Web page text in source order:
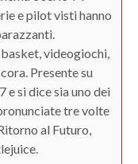
e pilot visti hanno
videogiochi,
Presente su
e si dice sia uno dei
tre volte
al Futuro,